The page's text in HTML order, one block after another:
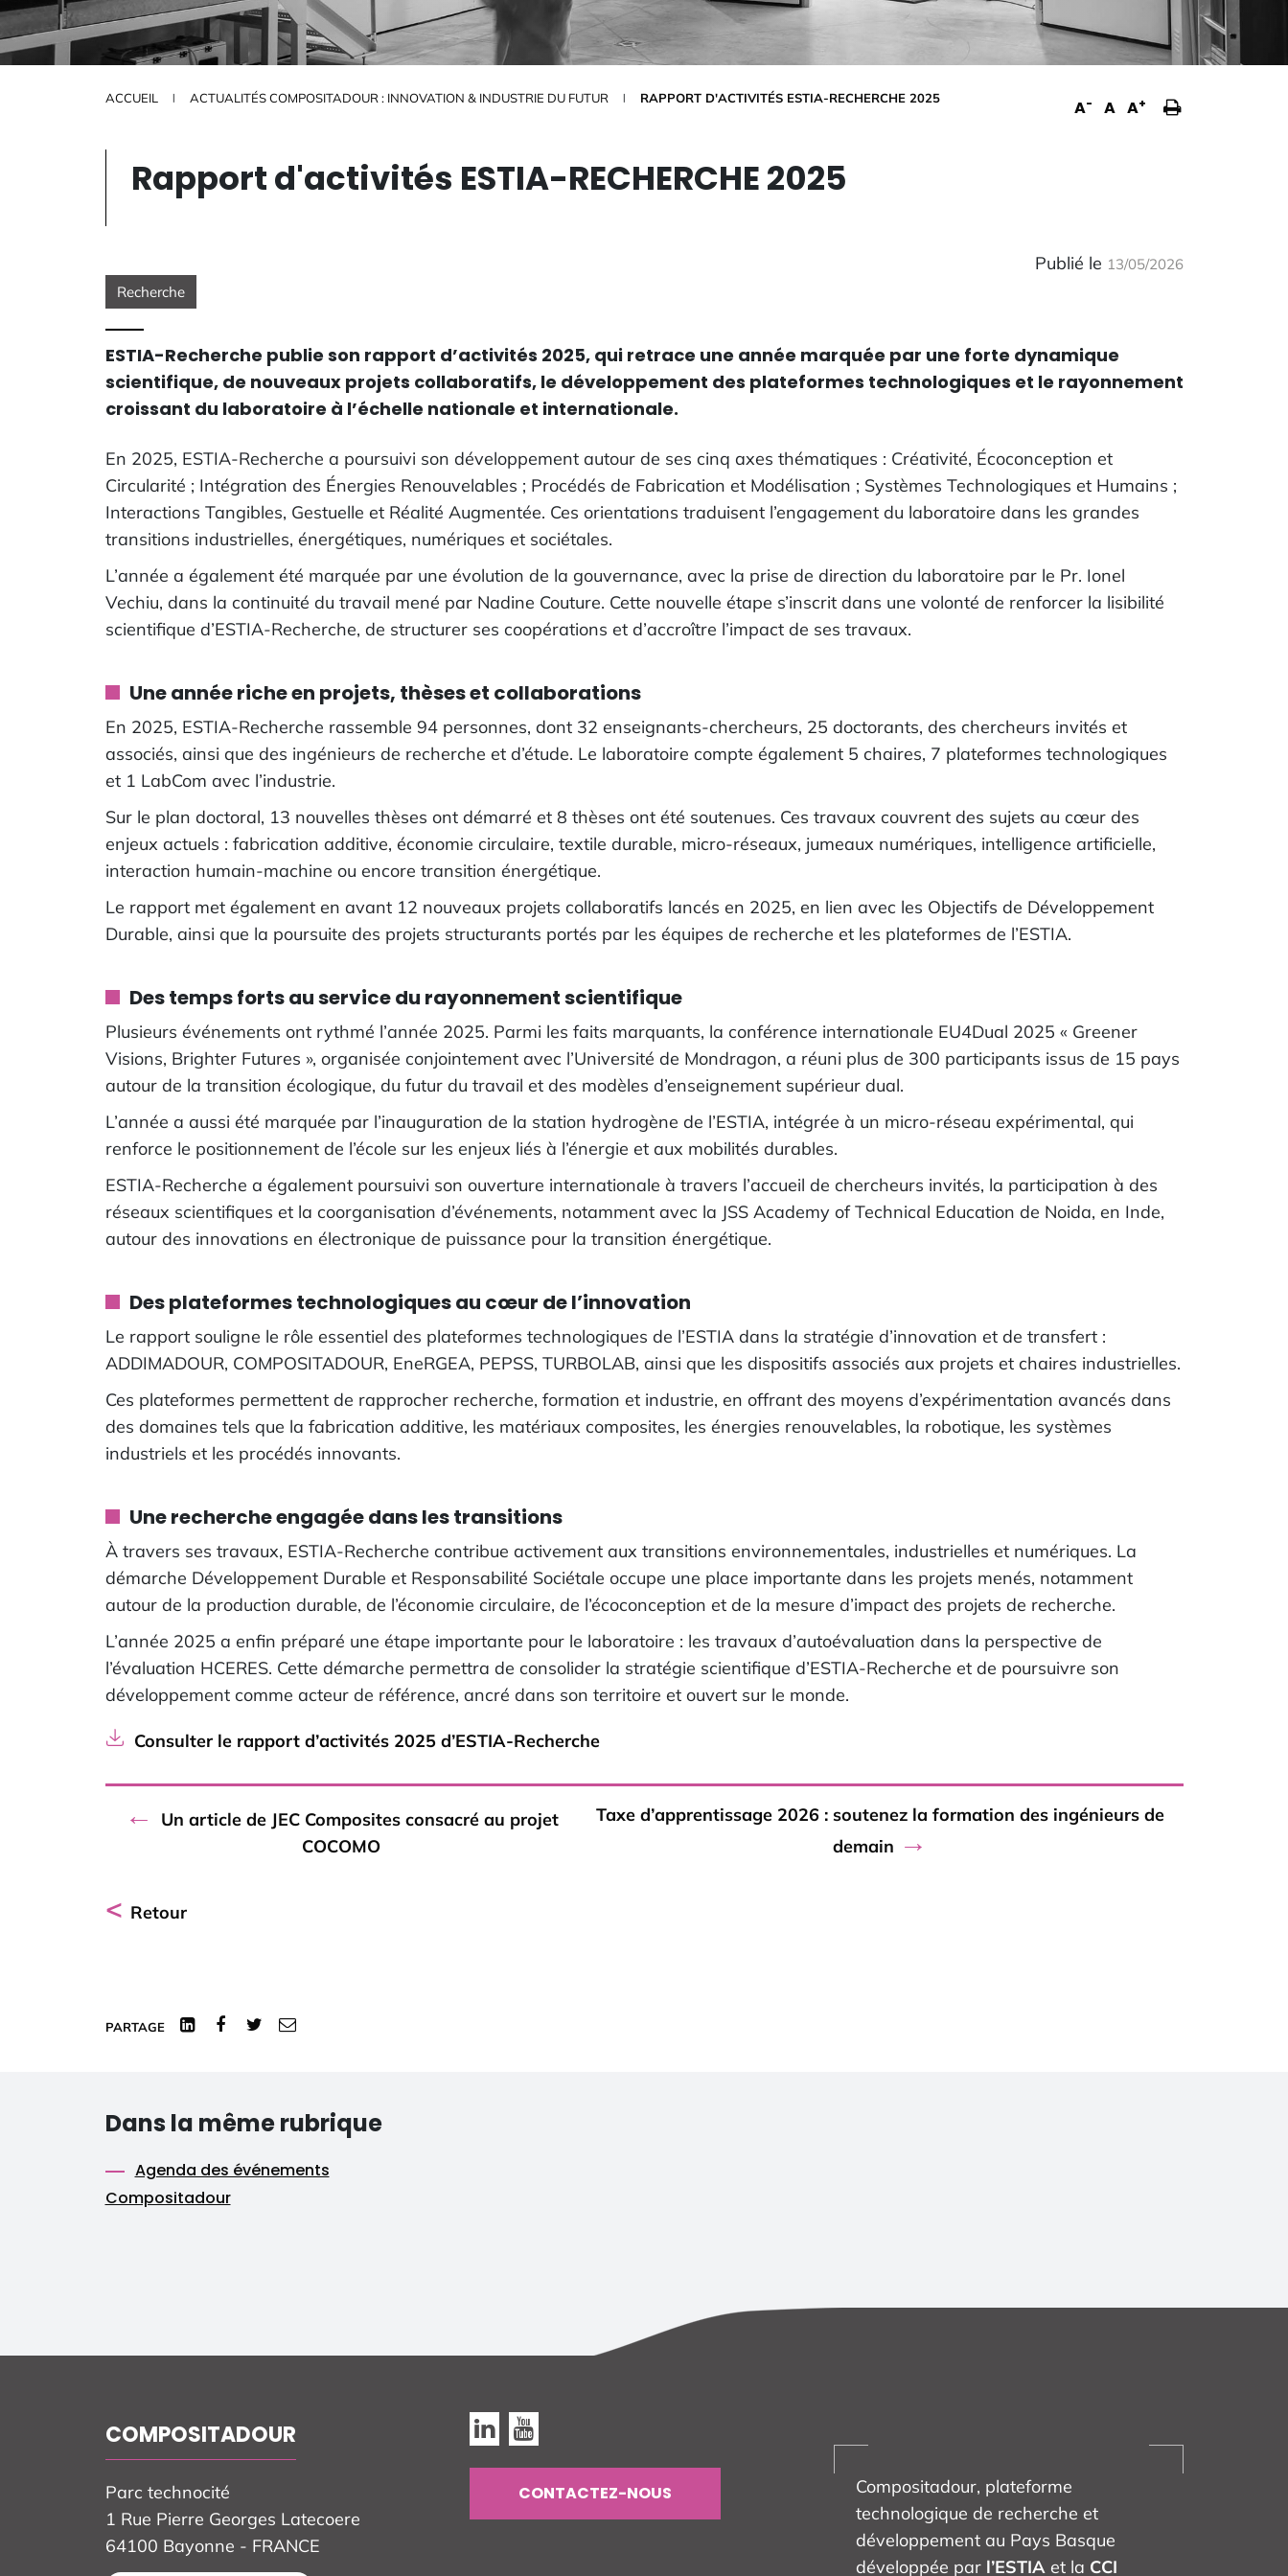
ACCUEIL ACTUALITÉS COMPOSITADOUR : INNOVATION & INDUSTRIE DU FUTUR RAPPORT D'ACTIVITÉS ESTIA-RECHERCHE 2025 A- A A+
Rapport d'activités ESTIA-RECHERCHE 2025
Publié le 13/05/2026
Recherche
ESTIA-Recherche publie son rapport d’activités 2025, qui retrace une année marquée par une forte dynamique
scientifique, de nouveaux projets collaboratifs, le développement des plateformes technologiques et le rayonnement
croissant du laboratoire à l’échelle nationale et internationale.
En 2025, ESTIA-Recherche a poursuivi son développement autour de ses cinq axes thématiques : Créativité, Écoconception et
Circularité ; Intégration des Énergies Renouvelables ; Procédés de Fabrication et Modélisation ; Systèmes Technologiques et Humains ;
Interactions Tangibles, Gestuelle et Réalité Augmentée. Ces orientations traduisent l’engagement du laboratoire dans les grandes
transitions industrielles, énergétiques, numériques et sociétales.
L’année a également été marquée par une évolution de la gouvernance, avec la prise de direction du laboratoire par le Pr. Ionel
Vechiu, dans la continuité du travail mené par Nadine Couture. Cette nouvelle étape s’inscrit dans une volonté de renforcer la lisibilité
scientifique d’ESTIA-Recherche, de structurer ses coopérations et d’accroître l’impact de ses travaux.
Une année riche en projets, thèses et collaborations
En 2025, ESTIA-Recherche rassemble 94 personnes, dont 32 enseignants-chercheurs, 25 doctorants, des chercheurs invités et
associés, ainsi que des ingénieurs de recherche et d’étude. Le laboratoire compte également 5 chaires, 7 plateformes technologiques
et 1 LabCom avec l’industrie.
Sur le plan doctoral, 13 nouvelles thèses ont démarré et 8 thèses ont été soutenues. Ces travaux couvrent des sujets au cœur des
enjeux actuels : fabrication additive, économie circulaire, textile durable, micro-réseaux, jumeaux numériques, intelligence artificielle,
interaction humain-machine ou encore transition énergétique.
Le rapport met également en avant 12 nouveaux projets collaboratifs lancés en 2025, en lien avec les Objectifs de Développement
Durable, ainsi que la poursuite des projets structurants portés par les équipes de recherche et les plateformes de l’ESTIA.
Des temps forts au service du rayonnement scientifique
Plusieurs événements ont rythmé l’année 2025. Parmi les faits marquants, la conférence internationale EU4Dual 2025 « Greener
Visions, Brighter Futures », organisée conjointement avec l’Université de Mondragon, a réuni plus de 300 participants issus de 15 pays
autour de la transition écologique, du futur du travail et des modèles d’enseignement supérieur dual.
L’année a aussi été marquée par l’inauguration de la station hydrogène de l’ESTIA, intégrée à un micro-réseau expérimental, qui
renforce le positionnement de l’école sur les enjeux liés à l’énergie et aux mobilités durables.
ESTIA-Recherche a également poursuivi son ouverture internationale à travers l’accueil de chercheurs invités, la participation à des
réseaux scientifiques et la coorganisation d’événements, notamment avec la JSS Academy of Technical Education de Noida, en Inde,
autour des innovations en électronique de puissance pour la transition énergétique.
Des plateformes technologiques au cœur de l’innovation
Le rapport souligne le rôle essentiel des plateformes technologiques de l’ESTIA dans la stratégie d’innovation et de transfert :
ADDIMADOUR, COMPOSITADOUR, EneRGEA, PEPSS, TURBOLAB, ainsi que les dispositifs associés aux projets et chaires industrielles.
Ces plateformes permettent de rapprocher recherche, formation et industrie, en offrant des moyens d’expérimentation avancés dans
des domaines tels que la fabrication additive, les matériaux composites, les énergies renouvelables, la robotique, les systèmes
industriels et les procédés innovants.
Une recherche engagée dans les transitions
À travers ses travaux, ESTIA-Recherche contribue activement aux transitions environnementales, industrielles et numériques. La
démarche Développement Durable et Responsabilité Sociétale occupe une place importante dans les projets menés, notamment
autour de la production durable, de l’économie circulaire, de l’écoconception et de la mesure d’impact des projets de recherche.
L’année 2025 a enfin préparé une étape importante pour le laboratoire : les travaux d’autoévaluation dans la perspective de
l’évaluation HCERES. Cette démarche permettra de consolider la stratégie scientifique d’ESTIA-Recherche et de poursuivre son
développement comme acteur de référence, ancré dans son territoire et ouvert sur le monde.
Consulter le rapport d’activités 2025 d’ESTIA-Recherche
←
Un article de JEC Composites consacré au projet
COCOMO
Taxe d’apprentissage 2026 : soutenez la formation des ingénieurs de
demain →
< Retour
PARTAGE
LinkedFacebook
TwitterCourriel
Dans la même rubrique
Agenda des événements
Compositadour
COMPOSITADOUR
Parc technocité
1 Rue Pierre Georges Latecoere
64100 Bayonne - FRANCE
Linkedin
CONTACTEZ-NOUS
Compositadour, plateforme
technologique de recherche et
développement au Pays Basque
développée par l’ESTIA et la CCI